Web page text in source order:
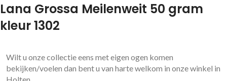
Lana Grossa Meilenweit 50 gram
kleur 1302
Wilt u onze collectie eens met eigen ogen komen
bekijken/voelen dan bent u van harte welkom in onze winkel in